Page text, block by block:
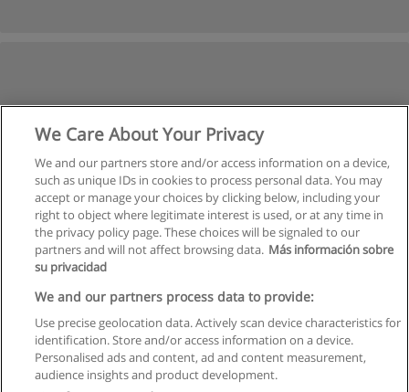
Regras de uso
Privacidade de dados
We Care About Your Privacy
We and our partners store and/or access information on a device,
such as unique IDs in cookies to process personal data. You may
accept or manage your choices by clicking below, including your
right to object where legitimate interest is used, or at any time in
the privacy policy page. These choices will be signaled to our
partners and will not affect browsing data. Más información sobre
su privacidad
We and our partners process data to provide:
Use precise geolocation data. Actively scan device characteristics for
identification. Store and/or access information on a device.
Personalised ads and content, ad and content measurement,
audience insights and product development.